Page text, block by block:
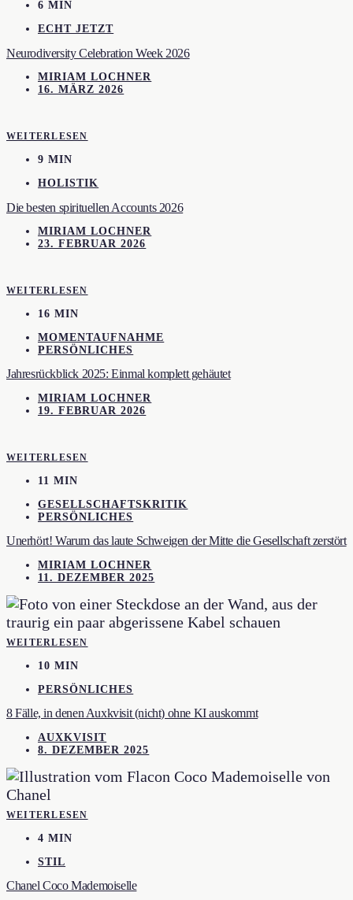
6 MIN
ECHT JETZT
Neurodiversity Celebration Week 2026
MIRIAM LOCHNER
16. MÄRZ 2026
WEITERLESEN
9 MIN
HOLISTIK
Die besten spirituellen Accounts 2026
MIRIAM LOCHNER
23. FEBRUAR 2026
WEITERLESEN
16 MIN
MOMENTAUFNAHME
PERSÖNLICHES
Jahresrückblick 2025: Einmal komplett gehäutet
MIRIAM LOCHNER
19. FEBRUAR 2026
WEITERLESEN
11 MIN
GESELLSCHAFTSKRITIK
PERSÖNLICHES
Unerhört! Warum das laute Schweigen der Mitte die Gesellschaft zerstört
MIRIAM LOCHNER
11. DEZEMBER 2025
WEITERLESEN
10 MIN
PERSÖNLICHES
8 Fälle, in denen Auxkvisit (nicht) ohne KI auskommt
AUXKVISIT
8. DEZEMBER 2025
WEITERLESEN
4 MIN
STIL
Chanel Coco Mademoiselle